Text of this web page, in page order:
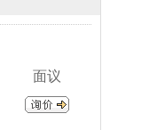
面议